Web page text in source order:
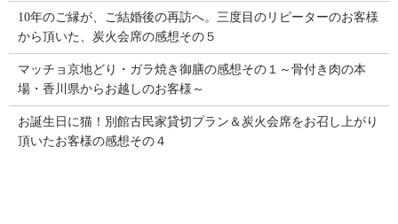
10年のご縁が、ご結婚後の再訪へ。三度目のリピーターのお客様
から頂いた、炭火会席の感想その５
マッチョ京地どり・ガラ焼き御膳の感想その１～骨付き肉の本
場・香川県からお越しのお客様～
お誕生日に猫！別館古民家貸切プラン＆炭火会席をお召し上がり
頂いたお客様の感想その４